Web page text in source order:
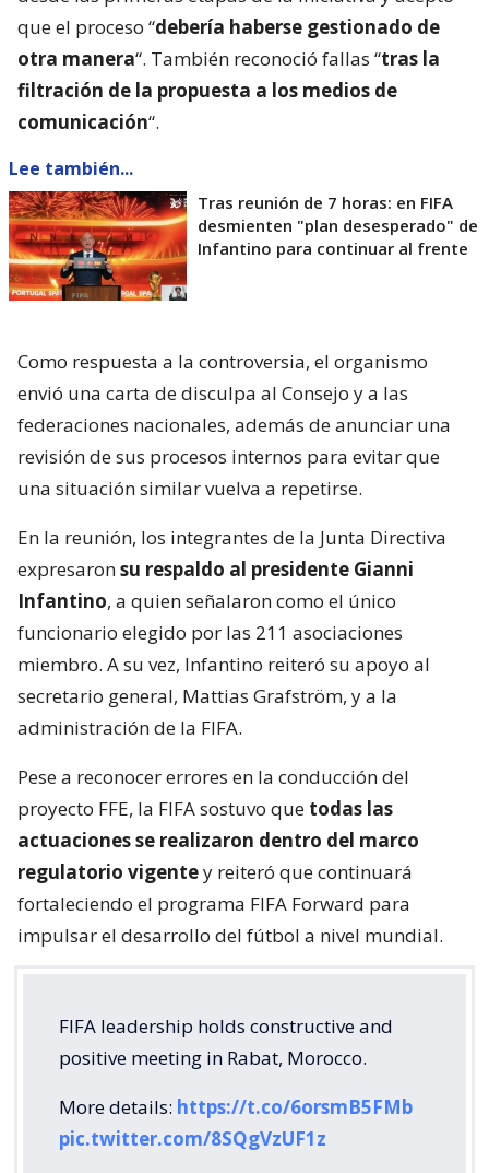
que el proceso “debería haberse gestionado de
otra manera“. También reconoció fallas “tras la
filtración de la propuesta a los medios de
comunicación“.
Lee también...
Tras reunión de 7 horas: en FIFA
desmienten "plan desesperado" de
Infantino para continuar al frente
Como respuesta a la controversia, el organismo
envió una carta de disculpa al Consejo y a las
federaciones nacionales, además de anunciar una
revisión de sus procesos internos para evitar que
una situación similar vuelva a repetirse.
En la reunión, los integrantes de la Junta Directiva
expresaronsu respaldo al presidente Gianni
Infantino, a quien señalaron como el único
funcionario elegido por las 211 asociaciones
miembro. A su vez, Infantino reiteró su apoyo al
secretario general, Mattias Grafström, y a la
administración de la FIFA.
Pese a reconocer errores en la conducción del
proyecto FFE, la FIFA sostuvo que todas las
actuaciones se realizaron dentro del marco
regulatorio vigentey reiteró que continuará
fortaleciendo el programa FIFA Forward para
impulsar el desarrollo del fútbol a nivel mundial.
FIFA leadership holds constructive and
positive meeting in Rabat, Morocco.
More details: https://t.co/6orsmB5FMb
pic.twitter.com/8SQgVzUF1z